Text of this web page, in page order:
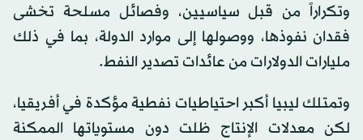
وتكراراً من قبل سياسيين، وفصائل مسلحة تخشى
فقدان نفوذها، ووصولها إلى موارد الدولة، بما في ذلك
مليارات الدولارات من عائدات تصدير النفط.
وتمتلك ليبيا أكبر احتياطيات نفطية مؤكدة في أفريقيا،
لكن معدلات الإنتاج ظلت دون مستوياتها الممكنة